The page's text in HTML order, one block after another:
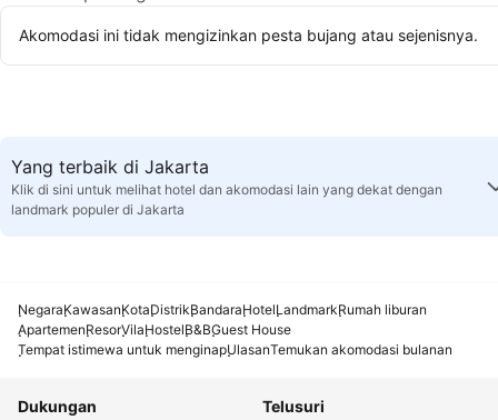
Akomodasi ini tidak mengizinkan pesta bujang atau sejenisnya.
Yang terbaik di Jakarta
Klik di sini untuk melihat hotel dan akomodasi lain yang dekat dengan
landmark populer di Jakarta
NegaraKawasanKotaDistrikBandaraHotelLandmarkRumah liburan
ApartemenResorVilaHostelB&BGuest House
Tempat istimewa untuk menginapUlasanTemukan akomodasi bulanan
Dukungan
Telusuri